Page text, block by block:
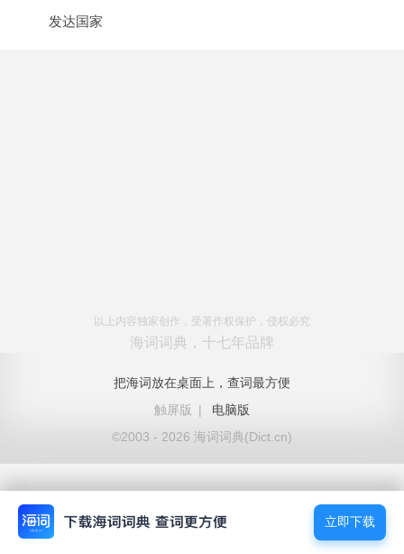
发达国家
以上内容独家创作，受著作权保护，侵权必究
海词词典，十七年品牌
把海词放在桌面上，查词最方便
触屏版
|
电脑版
©2003 - 2026 海词词典(Dict.cn)
立即下载
立即下载